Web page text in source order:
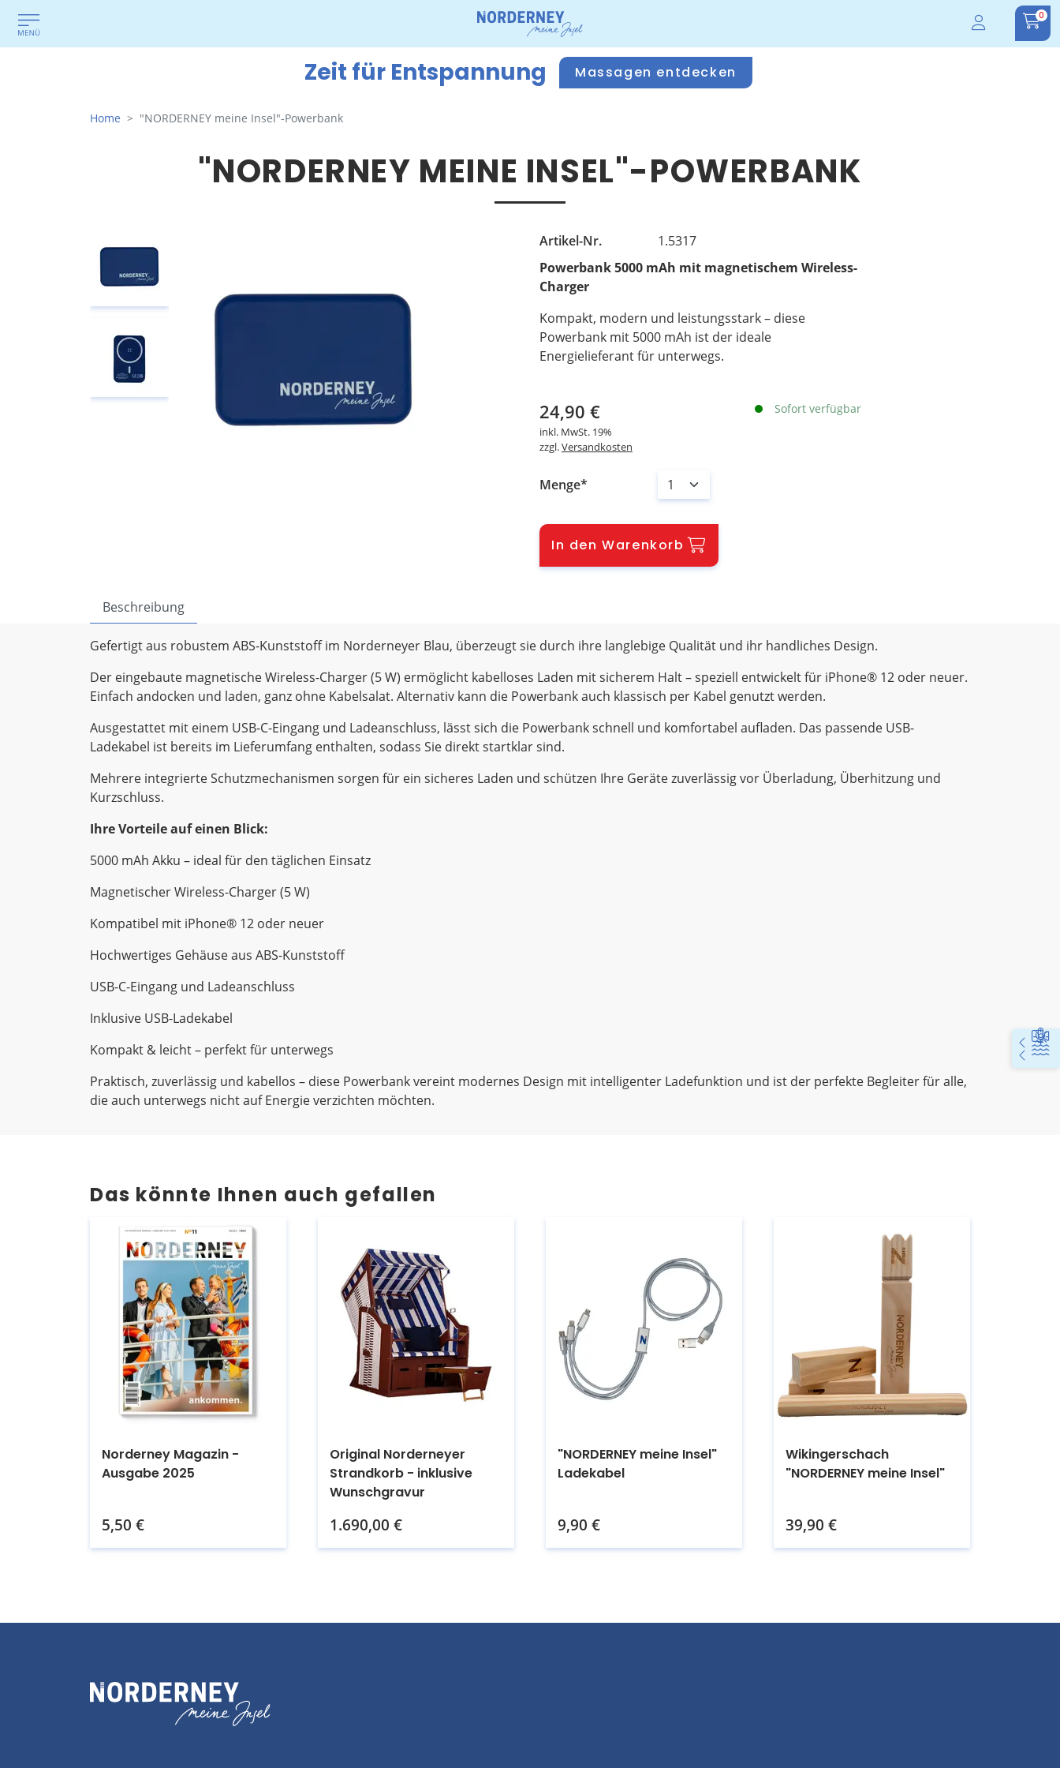
0
Zeit für Entspannung Massagen entdecken
Home "NORDERNEY meine Insel"-Powerbank
"NORDERNEY MEINE INSEL"-POWERBANK
Artikel-Nr.
1.5317
Powerbank 5000 mAh mit magnetischem Wireless-
Charger
Kompakt, modern und leistungsstark – diese
Powerbank mit 5000 mAh ist der ideale
Energielieferant für unterwegs.
24,90 €
inkl. MwSt. 19%
zzgl.Versandkosten
Sofort verfügbar
Menge
In den Warenkorb
Beschreibung
Gefertigt aus robustem ABS-Kunststoff im Norderneyer Blau, überzeugt sie durch ihre langlebige Qualität und ihr handliches Design.
Der eingebaute magnetische Wireless-Charger (5 W) ermöglicht kabelloses Laden mit sicherem Halt – speziell entwickelt für iPhone® 12 oder neuer.
Einfach andocken und laden, ganz ohne Kabelsalat. Alternativ kann die Powerbank auch klassisch per Kabel genutzt werden.
Ausgestattet mit einem USB-C-Eingang und Ladeanschluss, lässt sich die Powerbank schnell und komfortabel aufladen. Das passende USB-
Ladekabel ist bereits im Lieferumfang enthalten, sodass Sie direkt startklar sind.
Mehrere integrierte Schutzmechanismen sorgen für ein sicheres Laden und schützen Ihre Geräte zuverlässig vor Überladung, Überhitzung und
Kurzschluss.
Ihre Vorteile auf einen Blick:
5000 mAh Akku – ideal für den täglichen Einsatz
Magnetischer Wireless-Charger (5 W)
Kompatibel mit iPhone® 12 oder neuer
Hochwertiges Gehäuse aus ABS-Kunststoff
USB-C-Eingang und Ladeanschluss
Inklusive USB-Ladekabel
Kompakt & leicht – perfekt für unterwegs
Praktisch, zuverlässig und kabellos – diese Powerbank vereint modernes Design mit intelligenter Ladefunktion und ist der perfekte Begleiter für alle,
die auch unterwegs nicht auf Energie verzichten möchten.
Das könnte Ihnen auch gefallen
Norderney Magazin -
Ausgabe 2025
5,50 €
Original Norderneyer
Strandkorb - inklusive
Wunschgravur
1.690,00 €
"NORDERNEY meine Insel"
Ladekabel
9,90 €
Wikingerschach
"NORDERNEY meine Insel"
39,90 €